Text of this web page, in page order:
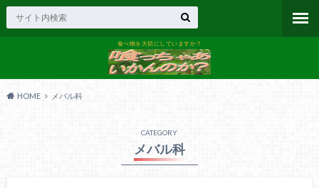
食べ物を大切にしていますか？
HOME メバル科
CATEGORY
メバル科